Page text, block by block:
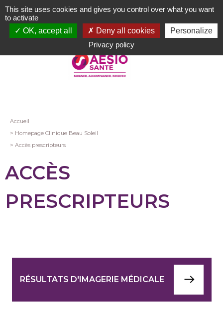
Aller
au
contenu
Fil
d'Ariane
Accueil
Homepage Clinique Beau Soleil
Accès prescripteurs
ACCÈS
PRESCRIPTEURS
RÉSULTATS D'IMAGERIE MÉDICALE
This site uses cookies and gives you control over what you want
to activate
OK, accept all
Deny all cookies
Personalize
Privacy policy